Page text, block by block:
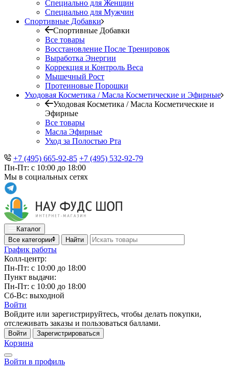
Специально для Женщин
Специально для Мужчин
Спортивные Добавки
Спортивные Добавки
Все товары
Восстановление После Тренировок
Выработка Энергии
Коррекция и Контроль Веса
Мышечный Рост
Протеиновые Порошки
Уходовая Косметика / Масла Косметические и Эфирные
Уходовая Косметика / Масла Косметические и
Эфирные
Все товары
Масла Эфирные
Уход за Полостью Рта
+7 (495) 665-92-85 +7 (495) 532-92-79
Пн-Пт: с 10:00 до 18:00
Мы в социальных сетях
Каталог
Все категории
Найти
График работы
Колл-центр:
Пн-Пт: с 10:00 до 18:00
Пункт выдачи:
Пн-Пт: с 10:00 до 18:00
Сб-Вс: выходной
Войти
Войдите или зарегистрируйтесь, чтобы делать покупки,
отслеживать заказы и пользоваться баллами.
Войти Зарегистрироваться
Корзина
Войти в профиль